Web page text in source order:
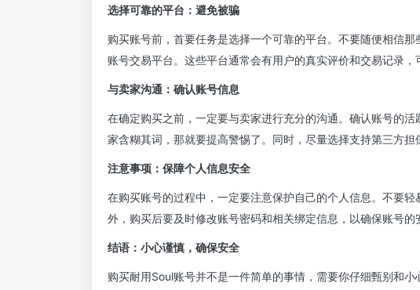
选择可靠的平台：避免被骗
购买账号前，首要任务是选择一个可靠的平台。不要随便相信
账号交易平台。这些平台通常会有用户的真实评价和交易记录，
与卖家沟通：确认账号信息
在确定购买之前，一定要与卖家进行充分的沟通。确认账号的
家含糊其词，那就要提高警惕了。同时，尽量选择支持第三方担
注意事项：保障个人信息安全
在购买账号的过程中，一定要注意保护自己的个人信息。不要
外，购买后要及时修改账号密码和相关绑定信息，以确保账号的
结语：小心谨慎，确保安全
购买耐用Soul账号并不是一件简单的事情，需要你仔细甄别和